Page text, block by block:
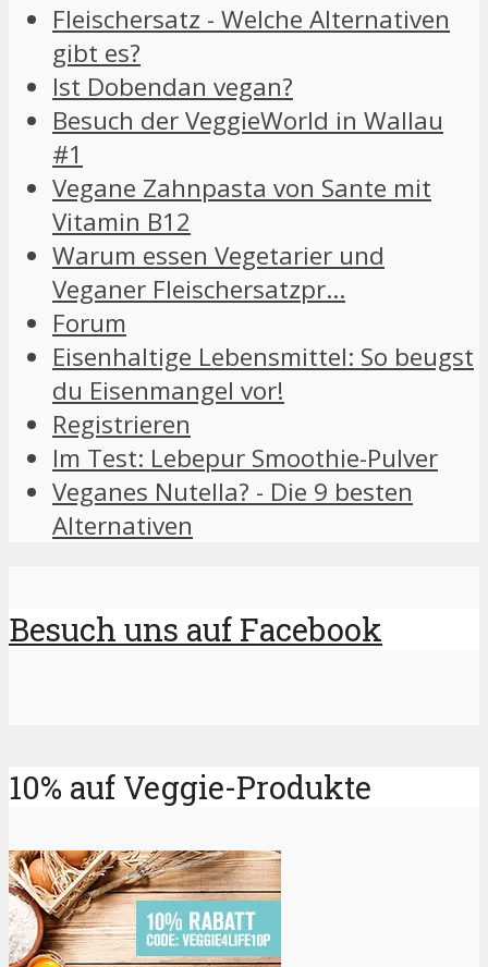
Fleischersatz - Welche Alternativen
gibt es?
Ist Dobendan vegan?
Besuch der VeggieWorld in Wallau
#1
Vegane Zahnpasta von Sante mit
Vitamin B12
Warum essen Vegetarier und
Veganer Fleischersatzpr…
Forum
Eisenhaltige Lebensmittel: So beugst
du Eisenmangel vor!
Registrieren
Im Test: Lebepur Smoothie-Pulver
Veganes Nutella? - Die 9 besten
Alternativen
Besuch uns auf Facebook
10% auf Veggie-Produkte